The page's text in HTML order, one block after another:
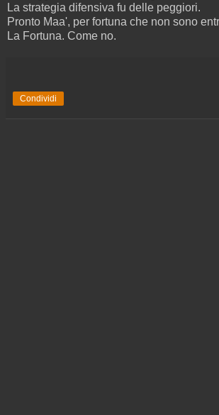
La strategia difensiva fu delle peggiori.
Pronto Maa', per fortuna che non sono
La Fortuna. Come no.
Condividi